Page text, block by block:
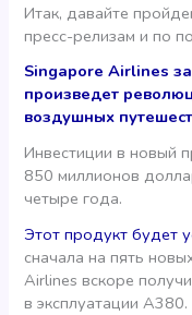
Итак, давайте
пресс-релизам и по
Singapore Airlines
произведет
воздушных
Инвестиции в новый
850 миллионов
четыре года.
Этот продукт будет
сначала на пять
Airlines вскоре
в эксплуатации А380.